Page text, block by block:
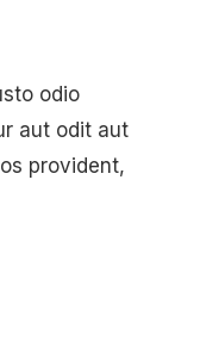
odio
aut odit aut
provident,